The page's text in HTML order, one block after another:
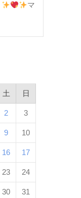
マ
土 日
2 3
9 10
16 17
23 24
30
31